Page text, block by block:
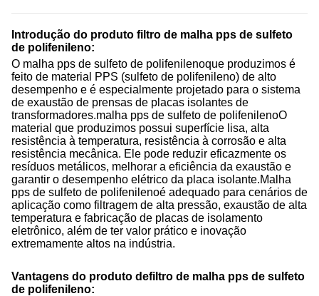
Introdução do produto filtro de malha pps de sulfeto
de polifenileno:
O malha pps de sulfeto de polifenilenoque produzimos é
feito de material PPS (sulfeto de polifenileno) de alto
desempenho e é especialmente projetado para o sistema
de exaustão de prensas de placas isolantes de
transformadores.malha pps de sulfeto de polifenilenoO
material que produzimos possui superfície lisa, alta
resistência à temperatura, resistência à corrosão e alta
resistência mecânica. Ele pode reduzir eficazmente os
resíduos metálicos, melhorar a eficiência da exaustão e
garantir o desempenho elétrico da placa isolante.Malha
pps de sulfeto de polifenilenoé adequado para cenários de
aplicação como filtragem de alta pressão, exaustão de alta
temperatura e fabricação de placas de isolamento
eletrônico, além de ter valor prático e inovação
extremamente altos na indústria.
Vantagens do produto defiltro de malha pps de sulfeto
de polifenileno: